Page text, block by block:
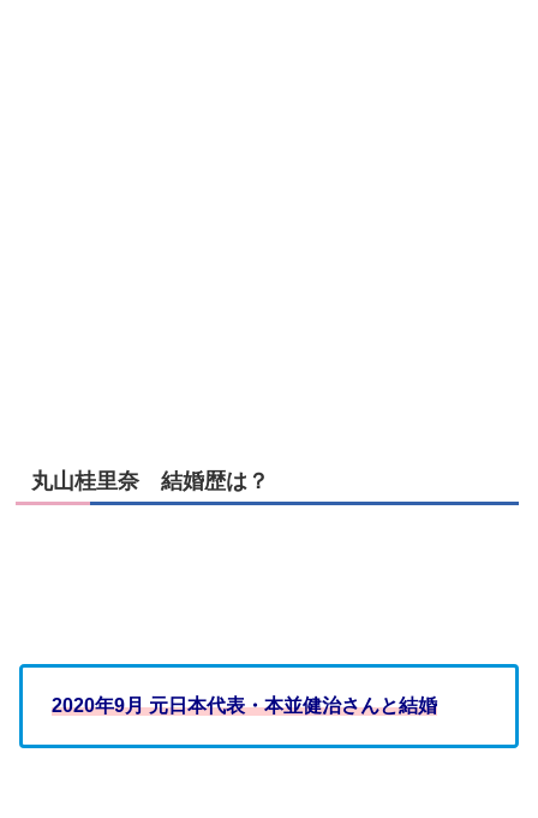
丸山桂里奈 結婚歴は？
2020年9月 元日本代表・本並健治さんと結婚